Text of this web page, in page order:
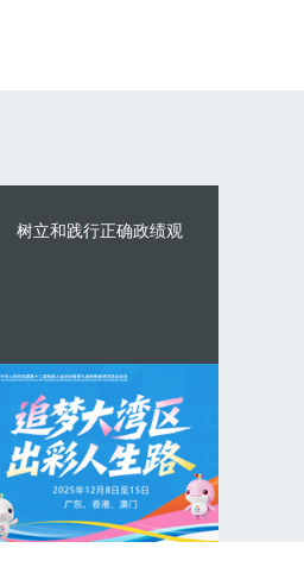
树立和践行正确政绩观